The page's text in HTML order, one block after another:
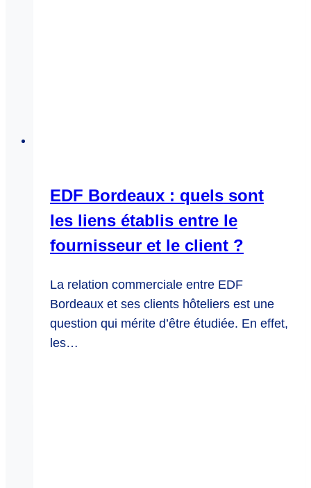
EDF Bordeaux : quels sont
les liens établis entre le
fournisseur et le client ?
La relation commerciale entre EDF
Bordeaux et ses clients hôteliers est une
question qui mérite d’être étudiée. En effet,
les…